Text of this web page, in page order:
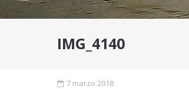
IMG_4140
7 marzo 2018